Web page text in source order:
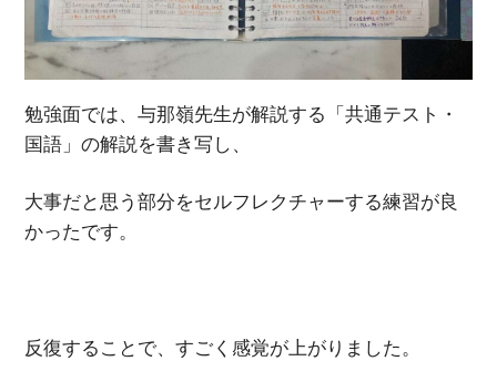
勉強面では、与那嶺先生が解説する「共通テスト・
国語」の解説を書き写し、
大事だと思う部分をセルフレクチャーする練習が良
かったです。
反復することで、すごく感覚が上がりました。